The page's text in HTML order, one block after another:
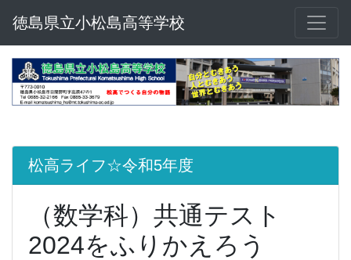
徳島県立小松島高等学校
松高ライフ☆令和5年度
（数学科）共通テスト
2024をふりかえろう